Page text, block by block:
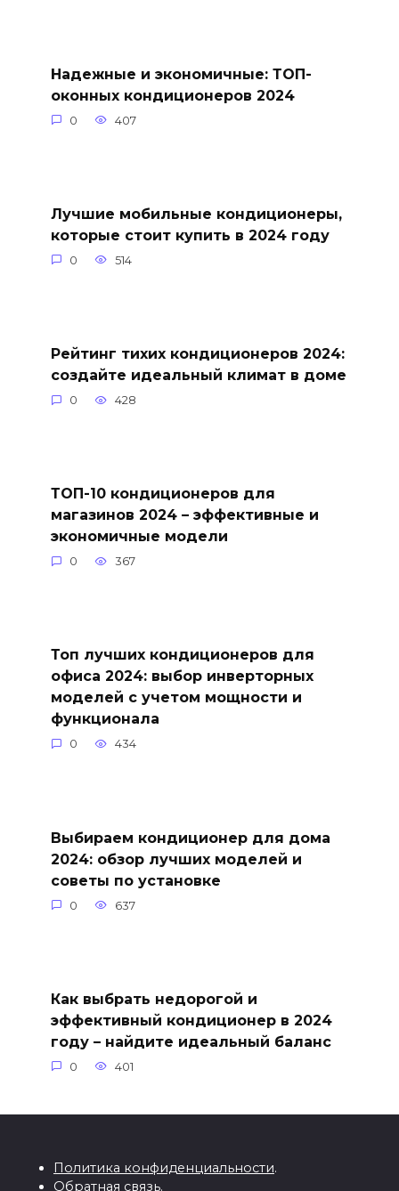
Надежные и экономичные: ТОП-
оконных кондиционеров 2024
0 407
Лучшие мобильные кондиционеры,
которые стоит купить в 2024 году
0 514
Рейтинг тихих кондиционеров 2024:
создайте идеальный климат в доме
0 428
ТОП-10 кондиционеров для
магазинов 2024 – эффективные и
экономичные модели
0 367
Топ лучших кондиционеров для
офиса 2024: выбор инверторных
моделей с учетом мощности и
функционала
0 434
Выбираем кондиционер для дома
2024: обзор лучших моделей и
советы по установке
0 637
Как выбрать недорогой и
эффективный кондиционер в 2024
году – найдите идеальный баланс
0 401
Политика конфиденциальности.
Обратная связь.